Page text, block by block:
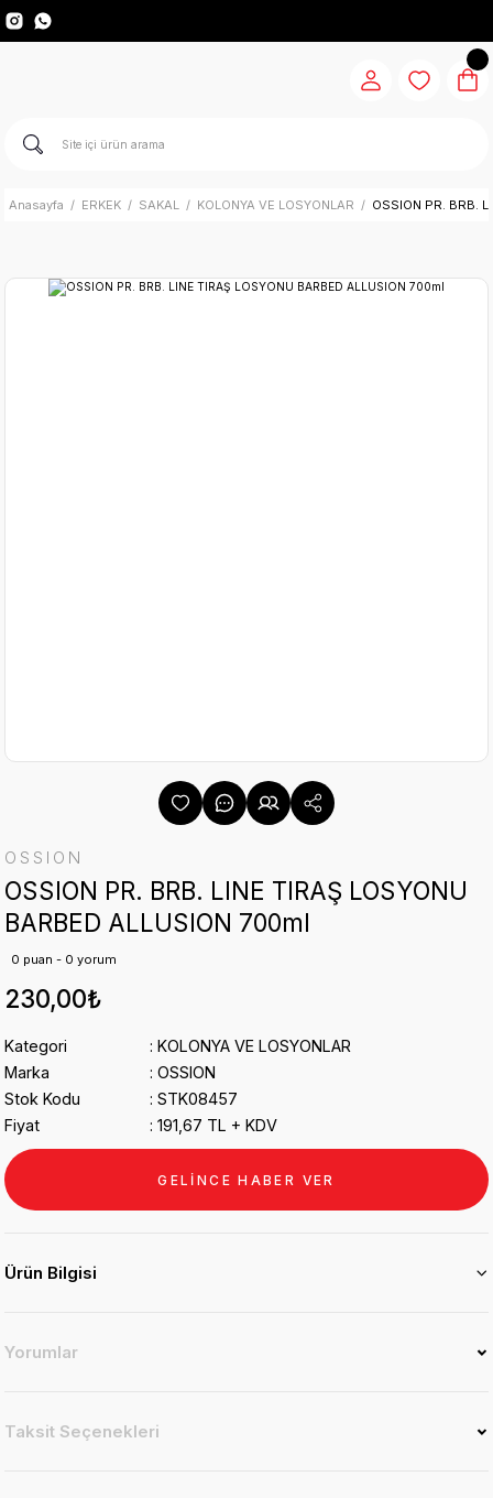
Anasayfa ERKEK SAKAL KOLONYA VE LOSYONLAR OSSION PR. BRB.
OSSION
OSSION PR. BRB. LINE TIRAŞ LOSYONU
BARBED ALLUSION 700ml
0 puan - 0 yorum
230,00₺
Kategori
KOLONYA VE LOSYONLAR
Marka
OSSION
Stok Kodu
STK08457
Fiyat
191,67 TL + KDV
GELİNCE HABER VER
Ürün Bilgisi
Yorumlar
Taksit Seçenekleri